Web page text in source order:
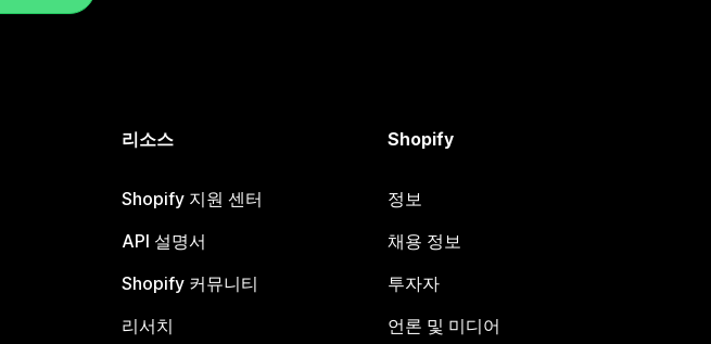
리소스
Shopify 지원 센터
API 설명서
Shopify 커뮤니티
리서치
Shopify
정보
채용 정보
투자자
언론 및 미디어